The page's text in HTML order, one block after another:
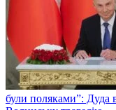
були поляками”: Дуда